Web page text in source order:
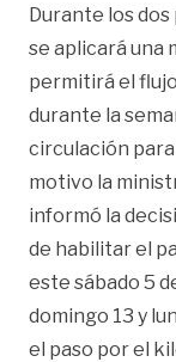
Durante los
se aplicará una
permitirá el
durante la
circulación
motivo la
informó la
de habilitar el
este sábado 5
domingo 13 y
el paso por el